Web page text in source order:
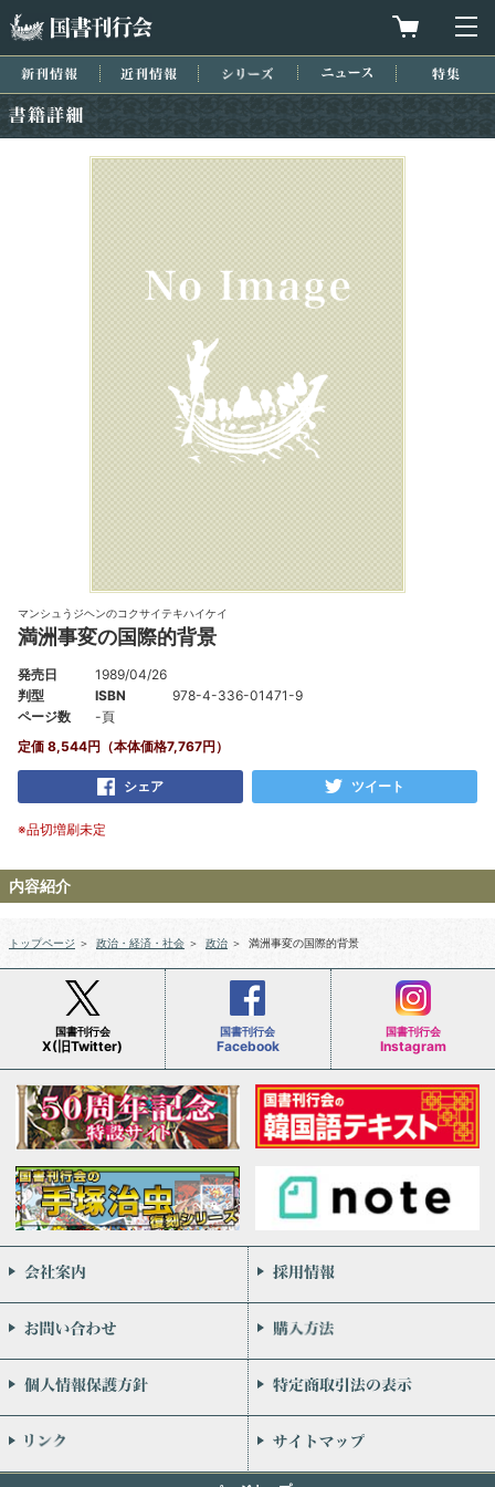
買物カゴを
新刊情報 近刊情報 シリーズ ニュース
マンシュうジヘンのコクサイテキハイケイ
満洲事変の国際的背景
発売日
1989/04/26
判型
ISBN
978-4-336-01471-9
ページ数
-頁
定価 8,544円（本体価格7,767円）
シェア ツイート
※品切増刷未定
内容紹介
トップページ ＞ 政治・経済・社会 ＞ 政治 ＞ 満洲事変の国際的背景
国書刊行会
X(旧Twitter)
国書刊行会
Facebook
国書刊行会
Instagram
会社案内
お問い合わせ
個人情報保護方針
リンク